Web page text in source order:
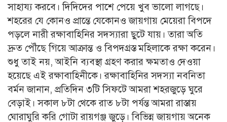
সাহায্য করবে। দিদিদের পাশে পেয়ে খুব ভালো লাগছে।
শহরের যে কোনও প্রান্তে যেকোনও জায়গায় মেয়েরা বিপদে
পড়লে নারী রক্ষাবাহিনির সদস্যারা ছুটে যায়। তারা অতি
দ্রুত পৌঁছে গিয়ে আক্রান্ত ও বিপদগ্রস্ত মহিলাকে রক্ষা করেন।
শুধু তাই নয়, আইনি ব্যবস্থা গ্রহণ করার ক্ষমতাও দেওয়া
হয়েছে এই রক্ষাবাহিনীকে। রক্ষাবাহিনির সদস্যা নবনিতা
বর্মন জানান, প্রতিদিন ৩টি সিফটে আমরা শহরজুড়ে ঘুরে
বেড়াই। সকাল ৮টা থেকে রাত ৮টা পর্যন্ত আমরা রাস্তায়
ঘোরাঘুরি করি গোটা রায়গঞ্জ জুড়ে। বিভিন্ন জায়গায় অনেক